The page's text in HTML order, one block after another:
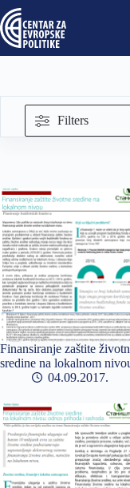
Finansiranje zaštite
sredine na lokalnom
04.09.2017
Filters